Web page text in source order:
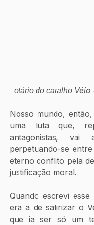
̶o̶t̶á̶r̶i̶o̶ ̶d̶o̶ ̶c̶a̶r̶a̶l̶h̶o̶
Nosso mundo,
uma luta que,
antagonistas,
perpetuando-se
eterno conflito pela
justificação moral.
Quando escrevi
era a de satirizar o
que ia ser só um